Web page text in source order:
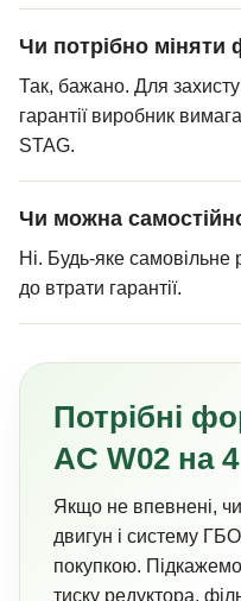
Чи потрібно міняти
Так, бажано. Для
гарантії виробник
STAG.
Чи можна
Ні. Будь-яке
до втрати гарантії.
Потрібні
AC W02 на
Якщо не впевнені,
двигун і систему
покупкою.
тиску редуктора,